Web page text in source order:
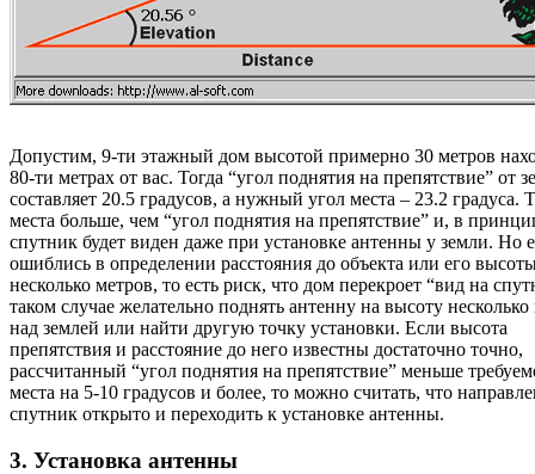
Допустим, 9-ти этажный дом высотой примерно 30 метров
80-ти метрах от вас. Тогда “угол поднятия на препятствие” от
составляет 20.5 градусов, а нужный угол места – 23.2 градуса.
места больше, чем “угол поднятия на препятствие” и, в
спутник будет виден даже при установке антенны у земли. Но
ошиблись в определении расстояния до объекта или его
несколько метров, то есть риск, что дом перекроет “вид на
таком случае желательно поднять антенну на высоту несколько
над землей или найти другую точку установки. Если высота
препятствия и расстояние до него известны достаточно точно,
рассчитанный “угол поднятия на препятствие” меньше
места на 5-10 градусов и более, то можно считать, что
спутник открыто и переходить к установке антенны.
3. Установка антенны